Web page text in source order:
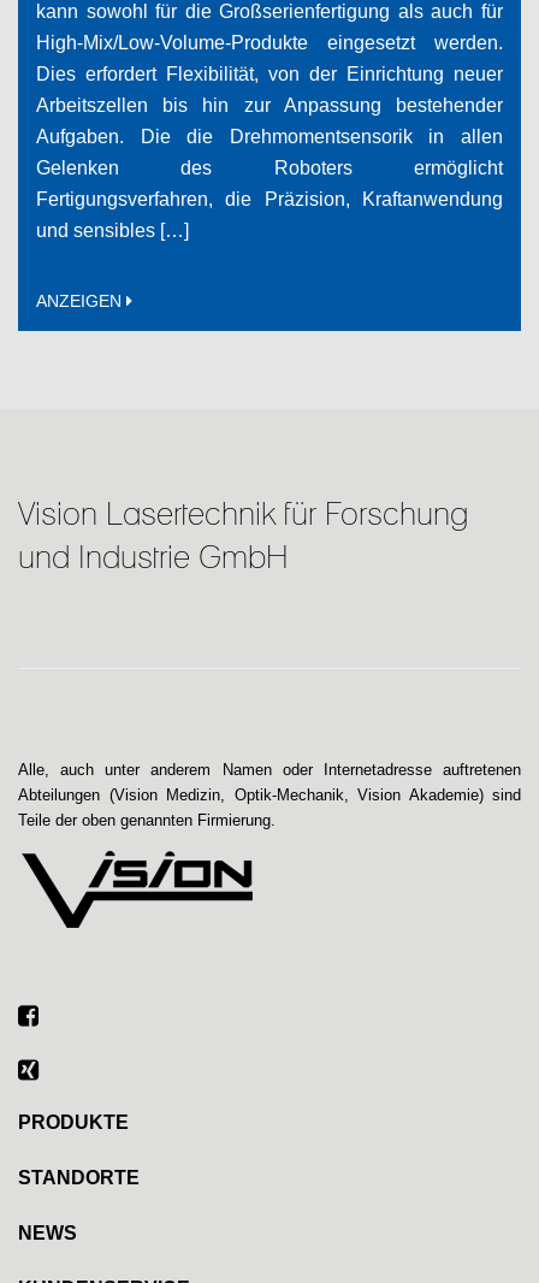
kann sowohl für die Großserienfertigung als auch für
High-Mix/Low-Volume-Produkte eingesetzt werden.
Dies erfordert Flexibilität, von der Einrichtung neuer
Arbeitszellen bis hin zur Anpassung bestehender
Aufgaben. Die die Drehmomentsensorik in allen
Gelenken des Roboters ermöglicht
Fertigungsverfahren, die Präzision, Kraftanwendung
und sensibles […]
ANZEIGEN
Vision Lasertechnik für Forschung
und Industrie GmbH
Alle, auch unter anderem Namen oder Internetadresse auftretenen
Abteilungen (Vision Medizin, Optik-Mechanik, Vision Akademie) sind
Teile der oben genannten Firmierung.
PRODUKTE
STANDORTE
NEWS